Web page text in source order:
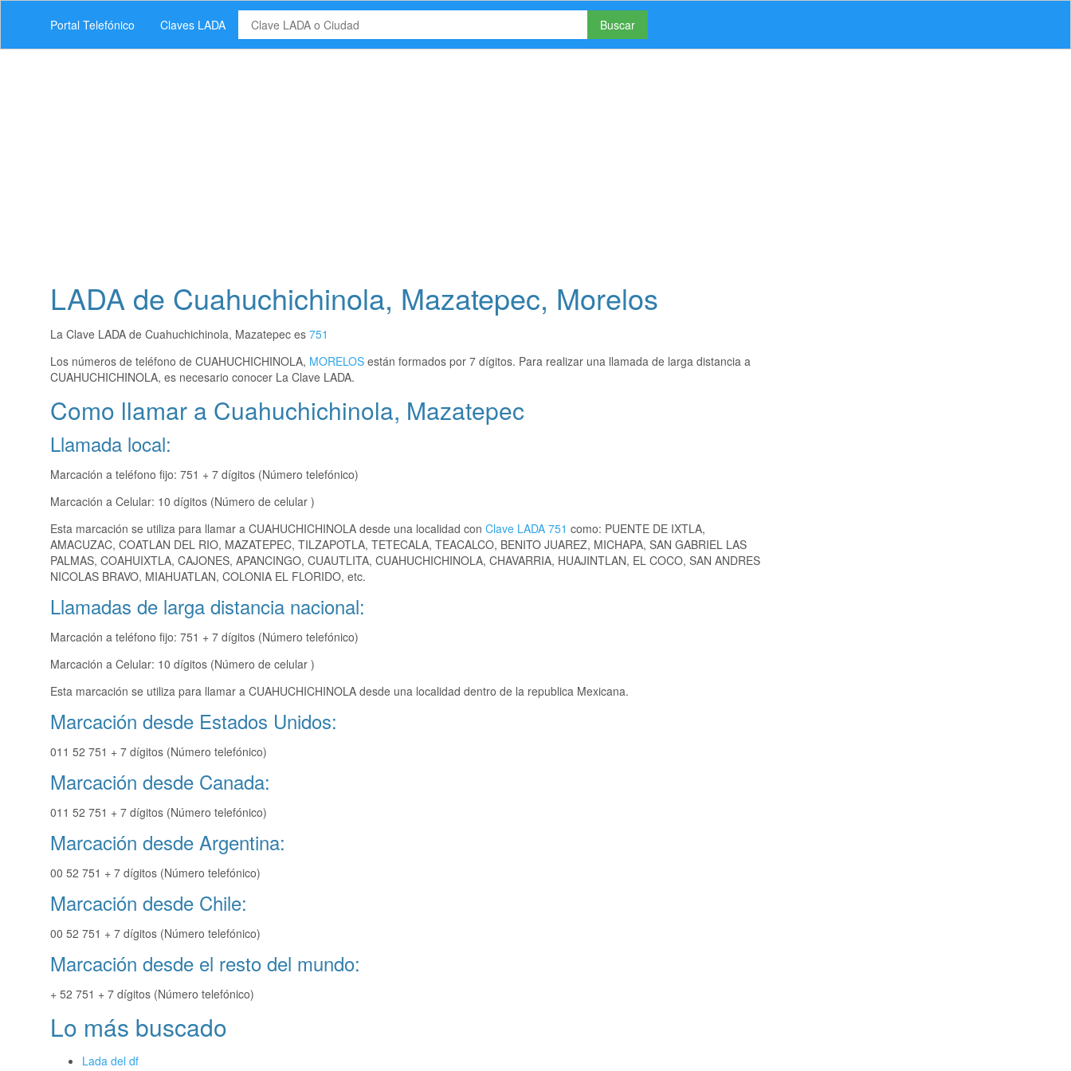
Portal Telefónico Claves LADA Buscar
LADA de Cuahuchichinola, Mazatepec, Morelos
La Clave LADA de Cuahuchichinola, Mazatepec es 751
Los números de teléfono de CUAHUCHICHINOLA, MORELOS están formados por 7 dígitos. Para realizar una llamada de larga distancia a
CUAHUCHICHINOLA, es necesario conocer La Clave LADA.
Como llamar a Cuahuchichinola, Mazatepec
Llamada local:
Marcación a teléfono fijo: 751 + 7 dígitos (Número telefónico)
Marcación a Celular: 10 dígitos (Número de celular )
Esta marcación se utiliza para llamar a CUAHUCHICHINOLA desde una localidad con Clave LADA 751 como: PUENTE DE IXTLA,
AMACUZAC, COATLAN DEL RIO, MAZATEPEC, TILZAPOTLA, TETECALA, TEACALCO, BENITO JUAREZ, MICHAPA, SAN GABRIEL LAS
PALMAS, COAHUIXTLA, CAJONES, APANCINGO, CUAUTLITA, CUAHUCHICHINOLA, CHAVARRIA, HUAJINTLAN, EL COCO, SAN ANDRES
NICOLAS BRAVO, MIAHUATLAN, COLONIA EL FLORIDO, etc.
Llamadas de larga distancia nacional:
Marcación a teléfono fijo: 751 + 7 dígitos (Número telefónico)
Marcación a Celular: 10 dígitos (Número de celular )
Esta marcación se utiliza para llamar a CUAHUCHICHINOLA desde una localidad dentro de la republica Mexicana.
Marcación desde Estados Unidos:
011 52 751 + 7 dígitos (Número telefónico)
Marcación desde Canada:
011 52 751 + 7 dígitos (Número telefónico)
Marcación desde Argentina:
00 52 751 + 7 dígitos (Número telefónico)
Marcación desde Chile:
00 52 751 + 7 dígitos (Número telefónico)
Marcación desde el resto del mundo:
+ 52 751 + 7 dígitos (Número telefónico)
Lo más buscado
Lada del df